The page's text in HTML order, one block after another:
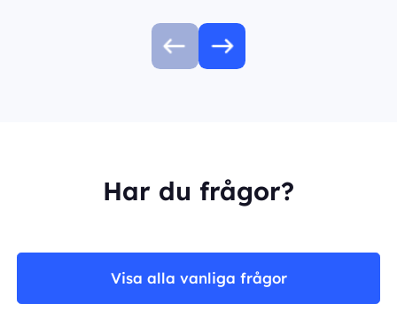
Har du frågor?
Visa alla vanliga frågor